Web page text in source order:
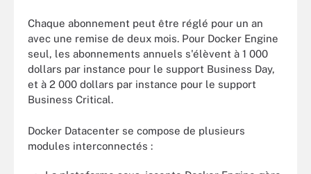
Chaque abonnement peut être réglé pour un an
avec une remise de deux mois. Pour Docker Engine
seul, les abonnements annuels s'élèvent à 1 000
dollars par instance pour le support Business Day,
et à 2 000 dollars par instance pour le support
Business Critical.
Docker Datacenter se compose de plusieurs
modules interconnectés :